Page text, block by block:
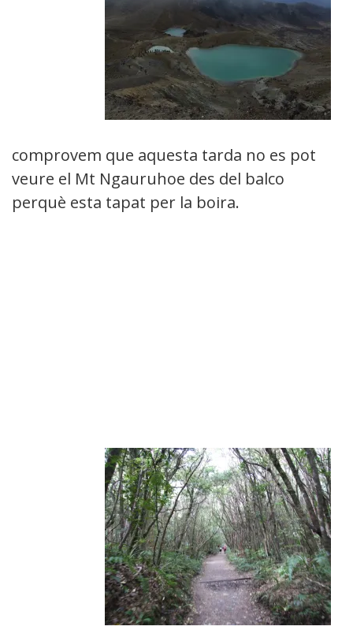
comprovem que aquesta tarda no es pot
veure el Mt Ngauruhoe des del balco
perquè esta tapat per la boira.